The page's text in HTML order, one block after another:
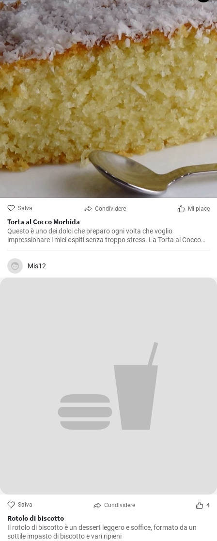
Salva Condividere Mi piace
Torta al Cocco Morbida
Questo è uno dei dolci che preparo ogni volta che voglio
impressionare i miei ospiti senza troppo stress. La Torta al Cocco
Morbida è un dolce dal sapore esotico e dalla consistenza soffice
che caterisce agli amanti del cocco in modo eccezionale. La sua
bellezza sta nella sua semplicità e in un gusto autentico di cocco
che è diventato un vero e proprio inno a questo frutto. Io la adoro e
Mis12
Salva Condividere 4
Rotolo di biscotto
Il rotolo di biscotto è un dessert leggero e soffice, formato da un
sottile impasto di biscotto e vari ripieni